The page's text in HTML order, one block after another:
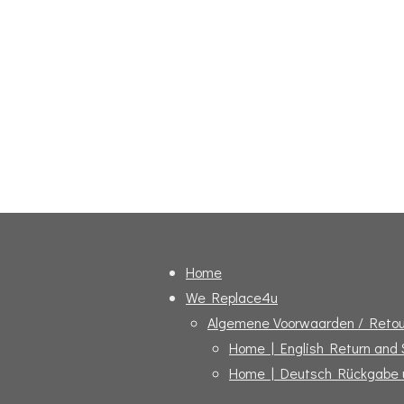
Home
We Replace4u
Algemene Voorwaarden /
Home | English Return and
Home | Deutsch Rückgabe